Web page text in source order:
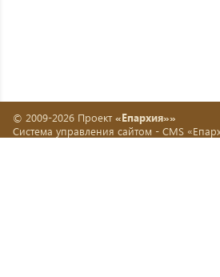
© 2009-2026 Проект «Епархия»»
Система управления сайтом - CMS